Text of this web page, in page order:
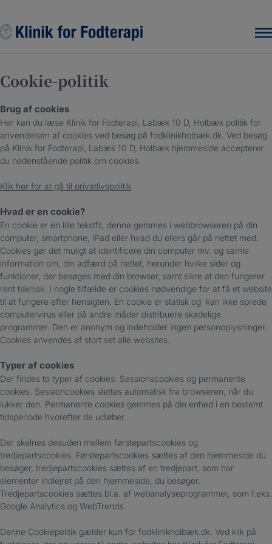
indholdet
Cookie-politik
Brug af cookies
Her kan du læse Klinik for Fodterapi, Labæk 10 D, Holbæk politik for
anvendelsen af cookies ved besøg på fodklinikholbæk.dk. Ved besøg
på Klinik for Fodterapi, Labæk 10 D, Holbæk hjemmeside accepterer
du nedenstående politik om cookies.
Klik her for at gå til privatlivspolitik
Hvad er en cookie?
En cookie er en lille tekstfil, denne gemmes i webbrowseren på din
computer, smartphone, iPad eller hvad du ellers går på nettet med.
Cookies gør det muligt at identificere din computer mv. og samle
information om, din adfærd på nettet, herunder hvilke sider og
funktioner, der besøges med din browser, samt sikre at den fungerer
rent teknisk. I nogle tilfælde er cookies nødvendige for at få et website
til at fungere efter hensigten. En cookie er statisk og kan ikke sprede
computervirus eller på andre måder distribuere skadelige
programmer. Den er anonym og indeholder ingen personoplysninger.
Cookies anvendes af stort set alle websites.
Typer af cookies
Der findes to typer af cookies: Sessionscookies og permanente
cookies. Sessioncookies slettes automatisk fra browseren, når du
lukker den. Permanente cookies gemmes på din enhed i en bestemt
tidsperiode hvorefter de udløber.
Der skelnes desuden mellem førstepartscookies og
tredjepartscookies. Førstepartscookies sættes af den hjemmeside du
besøger, tredjepartscookies sættes af en tredjepart, som har
elementer indlejret på den hjemmeside, du besøger.
Tredjepartscookies sættes bl.a. af webanalyseprogrammer, som f.eks.
Google Analytics og WebTrends.
Denne Cookiepolitik gælder kun for fodklinikholbæk.dk. Ved klik på